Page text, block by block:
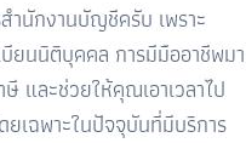
ำนักงานบัญชีครับ เพราะ
ยนนิติบุคคล การมีมืออาชีพมา
และช่วยให้คุณเอาเวลาไป
ยเฉพาะในปัจจุบันที่มีบริการ